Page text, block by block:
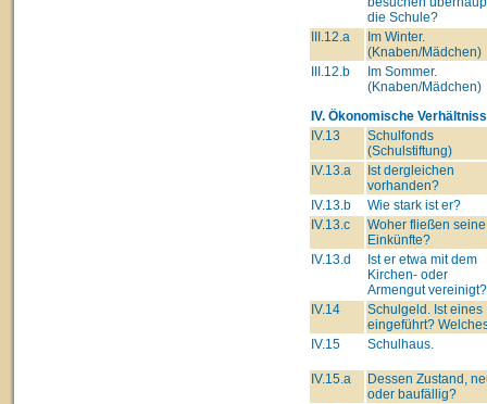
die Schule?
III.12.a
Im Winter.
(Knaben/Mädchen)
III.12.b
Im Sommer.
(Knaben/Mädchen)
IV. Ökonomische
IV.13
Schulfonds
(Schulstiftung)
IV.13.a
Ist dergleichen
vorhanden?
IV.13.b
Wie stark ist er?
IV.13.c
Woher fließen seine
Einkünfte?
IV.13.d
Ist er etwa mit dem
Kirchen- oder
Armengut vereinigt?
IV.14
Schulgeld. Ist eines
eingeführt?
IV.15
Schulhaus.
IV.15.a
Dessen Zustand,
oder baufällig?